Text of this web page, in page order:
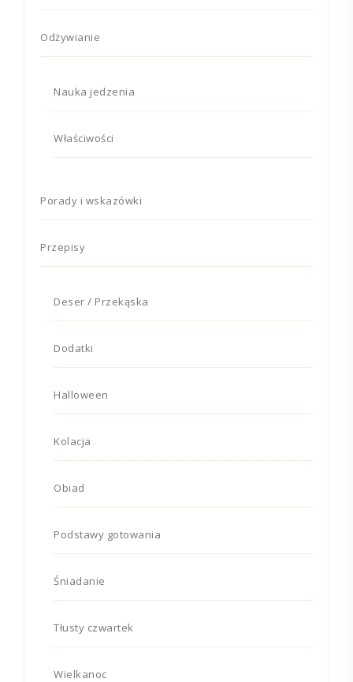
Odżywianie
Nauka jedzenia
Właściwości
Porady i wskazówki
Przepisy
Deser / Przekąska
Dodatki
Halloween
Kolacja
Obiad
Podstawy gotowania
Śniadanie
Tłusty czwartek
Wielkanoc